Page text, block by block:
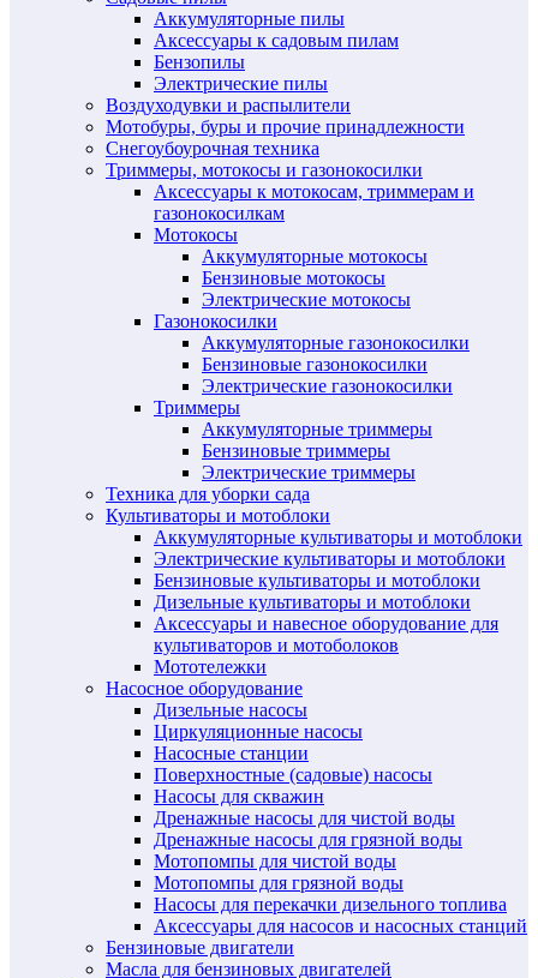
Аккумуляторные пилы
Аксессуары к садовым пилам
Бензопилы
Электрические пилы
Воздуходувки и распылители
Мотобуры, буры и прочие принадлежности
Снегоубоурочная техника
Триммеры, мотокосы и газонокосилки
Аксессуары к мотокосам, триммерам и
газонокосилкам
Мотокосы
Аккумуляторные мотокосы
Бензиновые мотокосы
Электрические мотокосы
Газонокосилки
Аккумуляторные газонокосилки
Бензиновые газонокосилки
Электрические газонокосилки
Триммеры
Аккумуляторные триммеры
Бензиновые триммеры
Электрические триммеры
Техника для уборки сада
Культиваторы и мотоблоки
Аккумуляторные культиваторы и мотоблоки
Электрические культиваторы и мотоблоки
Бензиновые культиваторы и мотоблоки
Дизельные культиваторы и мотоблоки
Аксессуары и навесное оборудование для
культиваторов и мотоболоков
Мототележки
Насосное оборудование
Дизельные насосы
Циркуляционные насосы
Насосные станции
Поверхностные (садовые) насосы
Насосы для скважин
Дренажные насосы для чистой воды
Дренажные насосы для грязной воды
Мотопомпы для чистой воды
Мотопомпы для грязной воды
Насосы для перекачки дизельного топлива
Аксессуары для насосов и насосных станций
Бензиновые двигатели
Масла для бензиновых двигателей